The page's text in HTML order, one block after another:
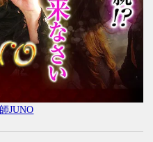
JUNO